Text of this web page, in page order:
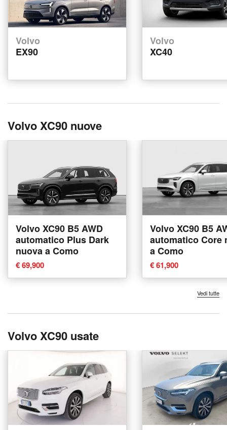
Volvo
EX90
Volvo
XC40
Volvo XC90 nuove
Volvo XC90 B5 AWD
automatico Plus Dark
nuova a Como
€ 69,900
Volvo XC90 B5
automatico Core
a Como
€ 61,900
Vedi tutte
Volvo XC90 usate